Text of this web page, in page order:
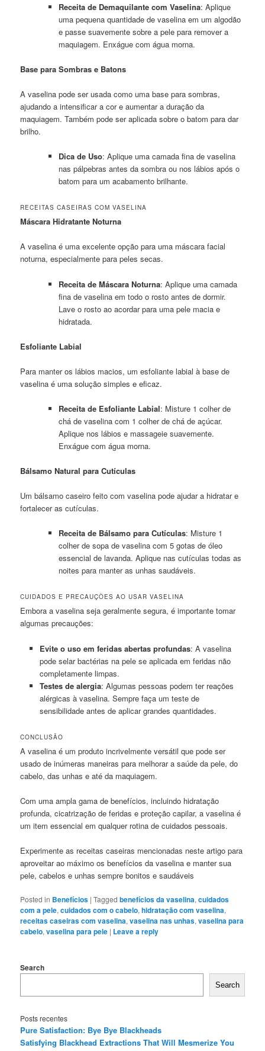
Receita de Demaquilante com Vaselina: Aplique
uma pequena quantidade de vaselina em um algodão
e passe suavemente sobre a pele para remover a
maquiagem. Enxágue com água morna.
Base para Sombras e Batons
A vaselina pode ser usada como uma base para sombras,
ajudando a intensificar a cor e aumentar a duração da
maquiagem. Também pode ser aplicada sobre o batom para dar
brilho.
Dica de Uso: Aplique uma camada fina de vaselina
nas pálpebras antes da sombra ou nos lábios após o
batom para um acabamento brilhante.
RECEITAS CASEIRAS COM VASELINA
Máscara Hidratante Noturna
A vaselina é uma excelente opção para uma máscara facial
noturna, especialmente para peles secas.
Receita de Máscara Noturna: Aplique uma camada
fina de vaselina em todo o rosto antes de dormir.
Lave o rosto ao acordar para uma pele macia e
hidratada.
Esfoliante Labial
Para manter os lábios macios, um esfoliante labial à base de
vaselina é uma solução simples e eficaz.
Receita de Esfoliante Labial: Misture 1 colher de
chá de vaselina com 1 colher de chá de açúcar.
Aplique nos lábios e massageie suavemente.
Enxágue com água morna.
Bálsamo Natural para Cutículas
Um bálsamo caseiro feito com vaselina pode ajudar a hidratar e
fortalecer as cutículas.
Receita de Bálsamo para Cutículas: Misture 1
colher de sopa de vaselina com 5 gotas de óleo
essencial de lavanda. Aplique nas cutículas todas as
noites para manter as unhas saudáveis.
CUIDADOS E PRECAUÇÕES AO USAR VASELINA
Embora a vaselina seja geralmente segura, é importante tomar
algumas precauções:
Evite o uso em feridas abertas profundas: A vaselina
pode selar bactérias na pele se aplicada em feridas não
completamente limpas.
Testes de alergia: Algumas pessoas podem ter reações
alérgicas à vaselina. Sempre faça um teste de
sensibilidade antes de aplicar grandes quantidades.
CONCLUSÃO
A vaselina é um produto incrivelmente versátil que pode ser
usado de inúmeras maneiras para melhorar a saúde da pele, do
cabelo, das unhas e até da maquiagem.
Com uma ampla gama de benefícios, incluindo hidratação
profunda, cicatrização de feridas e proteção capilar, a vaselina é
um item essencial em qualquer rotina de cuidados pessoais.
Experimente as receitas caseiras mencionadas neste artigo para
aproveitar ao máximo os benefícios da vaselina e manter sua
pele, cabelos e unhas sempre bonitos e saudáveis
Posted in Benefícios |Tagged benefícios da vaselina,cuidados
com a pele,cuidados com o cabelo,hidratação com vaselina,
receitas caseiras com vaselina,vaselina nas unhas,vaselina para
cabelo,vaselina para pele | Leave a reply
Search
Search
Posts recentes
Pure Satisfaction: Bye Bye Blackheads
Satisfying Blackhead Extractions That Will Mesmerize You